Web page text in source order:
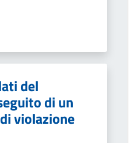
del
di un
violazione